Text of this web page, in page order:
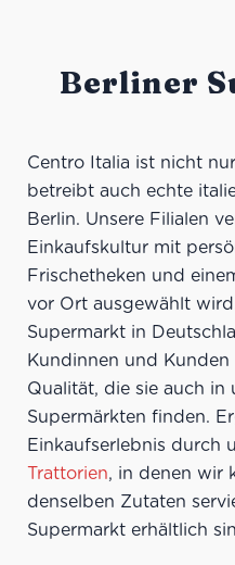
Berliner
Centro Italia ist nicht
betreibt auch echte
Berlin. Unsere Filialen
Einkaufskultur mit
Frischetheken und
vor Ort ausgewählt
Supermarkt in
Kundinnen und
Qualität, die sie auch in
Supermärkten finden.
Einkaufserlebnis durch
Trattorien, in denen wir
denselben Zutaten
Supermarkt erhältlich